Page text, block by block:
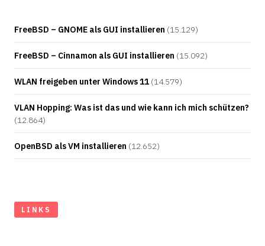
FreeBSD – GNOME als GUI installieren (15.129)
FreeBSD – Cinnamon als GUI installieren (15.092)
WLAN freigeben unter Windows 11 (14.579)
VLAN Hopping: Was ist das und wie kann ich mich schützen?
(12.864)
OpenBSD als VM installieren (12.652)
LINKS